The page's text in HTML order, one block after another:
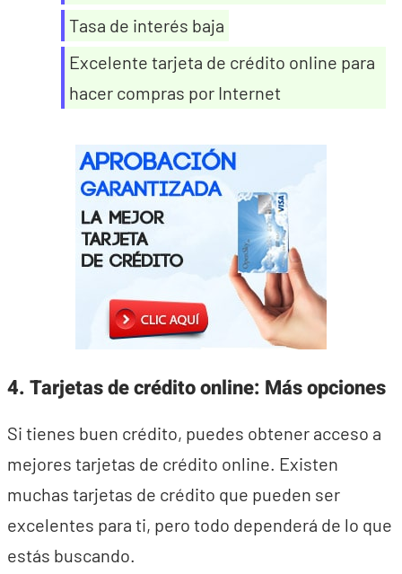
Tasa de interés baja
Excelente tarjeta de crédito online para
hacer compras por Internet
4. Tarjetas de crédito online: Más opciones
Si tienes buen crédito, puedes obtener acceso a
mejores tarjetas de crédito online. Existen
muchas tarjetas de crédito que pueden ser
excelentes para ti, pero todo dependerá de lo que
estás buscando.